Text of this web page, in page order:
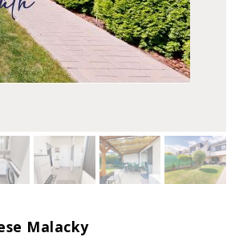
Malacky